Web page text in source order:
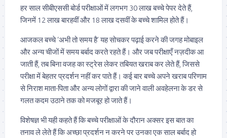
हर साल सीबीएससी बोर्ड परीक्षाओं में लगभग 30 लाख बच्चे पेपर देते हैं,
जिनमें 12 लाख बारहवीं और 18 लाख दसवीं के बच्चे शामिल होते हैं।
आजकल बच्चे ‘अभी तो समय है’ यह सोचकर पढ़ाई करने की जगह मोबाइल
और अन्य चीजों में समय बर्बाद करते रहते हैं। और जब परीक्षाएँ नज़दीक आ
जाती हैं, तब बिना वजह का स्ट्रेस लेकर तबियत खराब कर लेते हैं, जिससे
परीक्षा में बेहतर प्रदर्शन नहीं कर पाते हैं। कई बार बच्चे अपने खराब परिणाम
से निराश माता-पिता और अन्य लोगों द्वारा की जाने वाली अवहेलना के डर से
गलत कदम उठाने तक को मजबूर हो जाते हैं।
विशेषज्ञ भी यही कहते हैं कि बच्चे परीक्षाओं के दौरान अक्सर इस बात का
तनाव ले लेते हैं कि अच्छा प्रदर्शन न करने पर उनका एक साल बर्बाद हो